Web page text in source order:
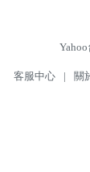
客服中心 | 關